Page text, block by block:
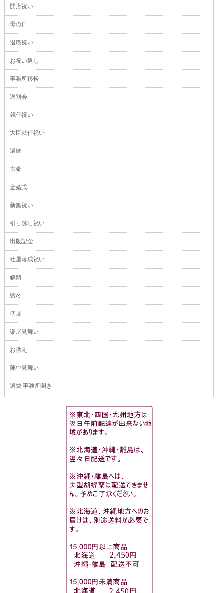
開店祝い
母の日
退職祝い
お祝い返し
事務所移転
送別会
就任祝い
大臣就任祝い
還暦
古希
金婚式
新築祝い
引っ越し祝い
出版記念
社屋落成祝い
叙勲
襲名
個展
楽屋見舞い
お供え
陣中見舞い
選挙 事務所開き